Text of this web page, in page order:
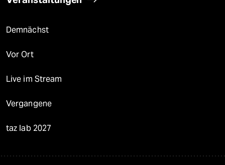
Demnächst
Vor Ort
Live im Stream
Vergangene
taz lab 2027